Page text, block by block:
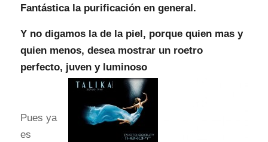
Fantástica la purificación en general.
Y no digamos la de la piel, porque quien mas y
quien menos, desea mostrar un roetro
perfecto, juven y luminoso
Pues ya
es